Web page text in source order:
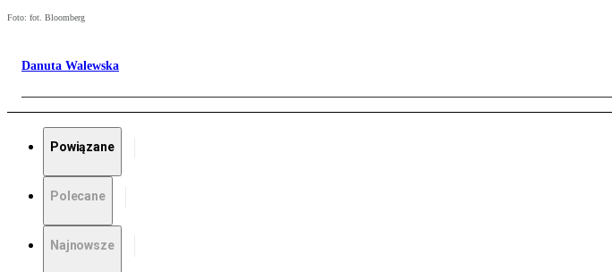
Foto: fot. Bloomberg
Danuta Walewska
Powiązane
Polecane
Najnowsze